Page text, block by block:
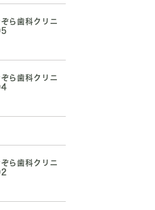
ら歯科クリニ
ら歯科クリニ
ら歯科クリニ